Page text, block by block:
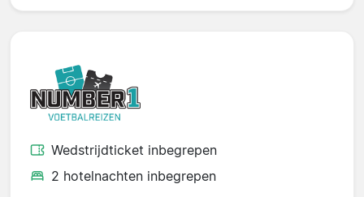
Wedstrijdticket inbegrepen
2 hotelnachten inbegrepen